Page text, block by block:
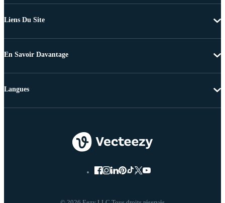
Liens Du Site
En Savoir Davantage
Langues